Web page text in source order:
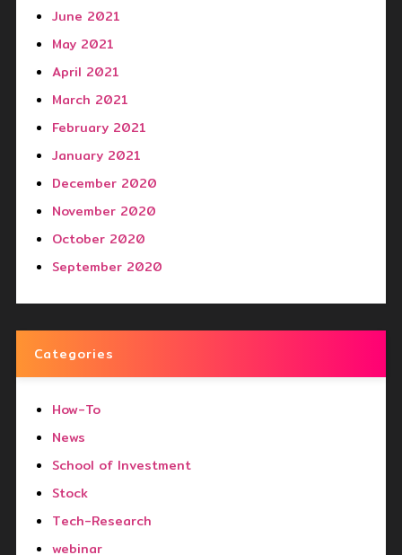
June 2021
May 2021
April 2021
March 2021
February 2021
January 2021
December 2020
November 2020
October 2020
September 2020
Categories
How-To
News
School of Investment
Stock
Tech-Research
webinar